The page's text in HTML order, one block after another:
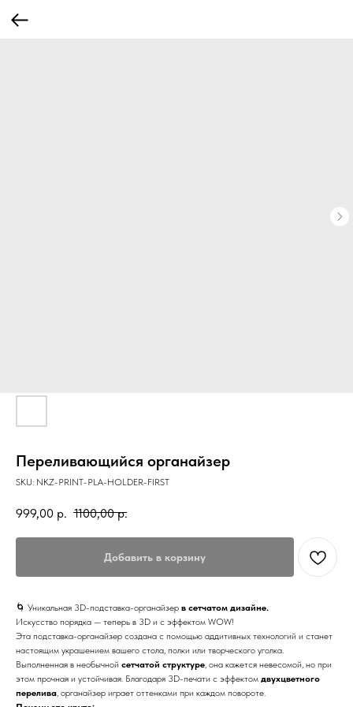
Переливающийся органайзер
SKU: NKZ-PRINT-PLA-HOLDER-FIRST
999,00 р. 1100,00 р.
Добавить в корзину
🌀 Уникальная 3D-подставка-органайзер в сетчатом дизайне.
Искусство порядка — теперь в 3D и с эффектом WOW!
Эта подставка-органайзер создана с помощью аддитивных технологий и станет
настоящим украшением вашего стола, полки или творческого уголка.
Выполненная в необычной сетчатой структуре, она кажется невесомой, но при
этом прочная и устойчивая. Благодаря 3D-печати с эффектом двухцветного
перелива, органайзер играет оттенками при каждом повороте.